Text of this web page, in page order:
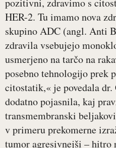
pozitivni, zdravimo s
HER-2. Tu imamo nova
skupino ADC (angl. Anti
zdravila vsebujejo
usmerjeno na tarčo na
posebno tehnologijo prek
citostatik,« je povedala
dodatno pojasnila, kaj
transmembranski
v primeru prekomerne
tumor agresivnejši – hitro